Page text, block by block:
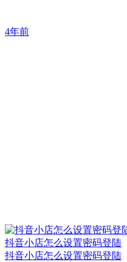
4年前
抖音小店怎么设置密码登陆
抖音小店怎么设置密码登陆